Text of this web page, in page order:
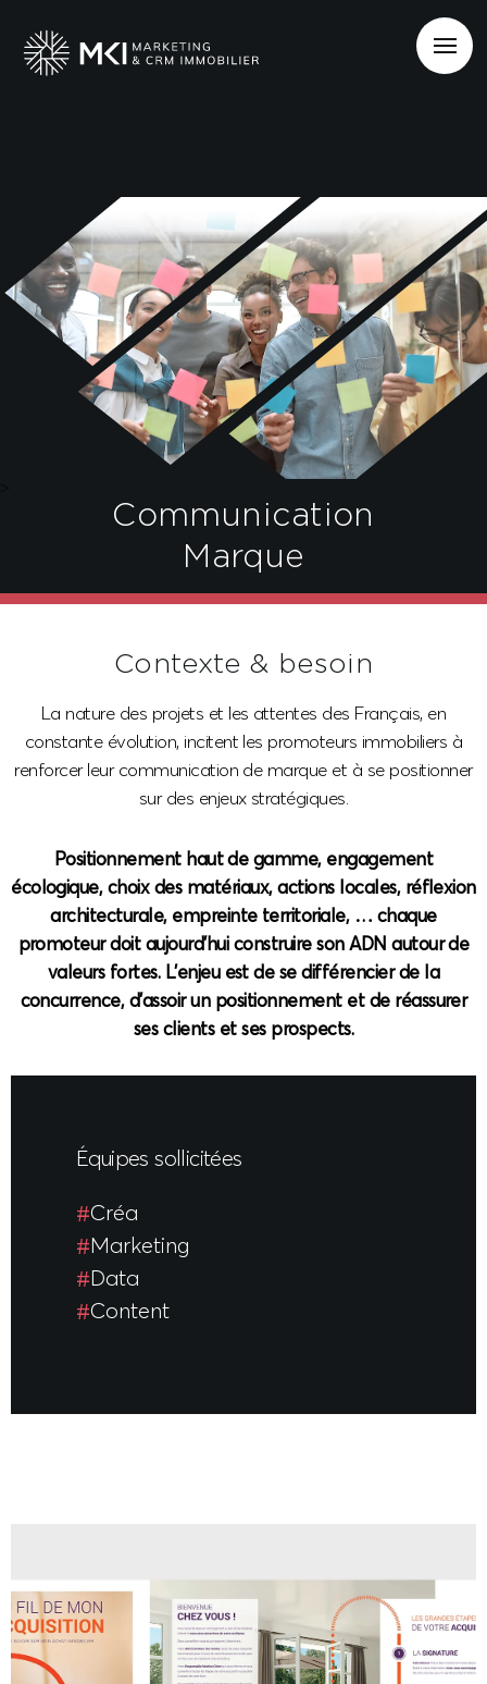
Communication
Marque
Contexte & besoin
La nature des projets et les attentes des Français, en
constante évolution, incitent les promoteurs immobiliers à
renforcer leur communication de marque et à se positionner
sur des enjeux stratégiques.
Positionnement haut de gamme, engagement
écologique, choix des matériaux, actions locales, réflexion
architecturale, empreinte territoriale, … chaque
promoteur doit aujourd’hui construire son ADN autour de
valeurs fortes. L’enjeu est de se différencier de la
concurrence, d’assoir un positionnement et de réassurer
ses clients et ses prospects.
Équipes sollicitées
Créa
Marketing
Data
Content